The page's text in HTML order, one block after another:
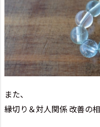
また、
縁切り＆対人関係 改善の